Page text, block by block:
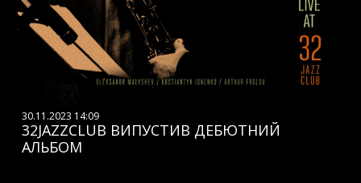
30.11.2023 14:09
32JAZZCLUB ВИПУСТИВ ДЕБЮТНИЙ
АЛЬБОМ